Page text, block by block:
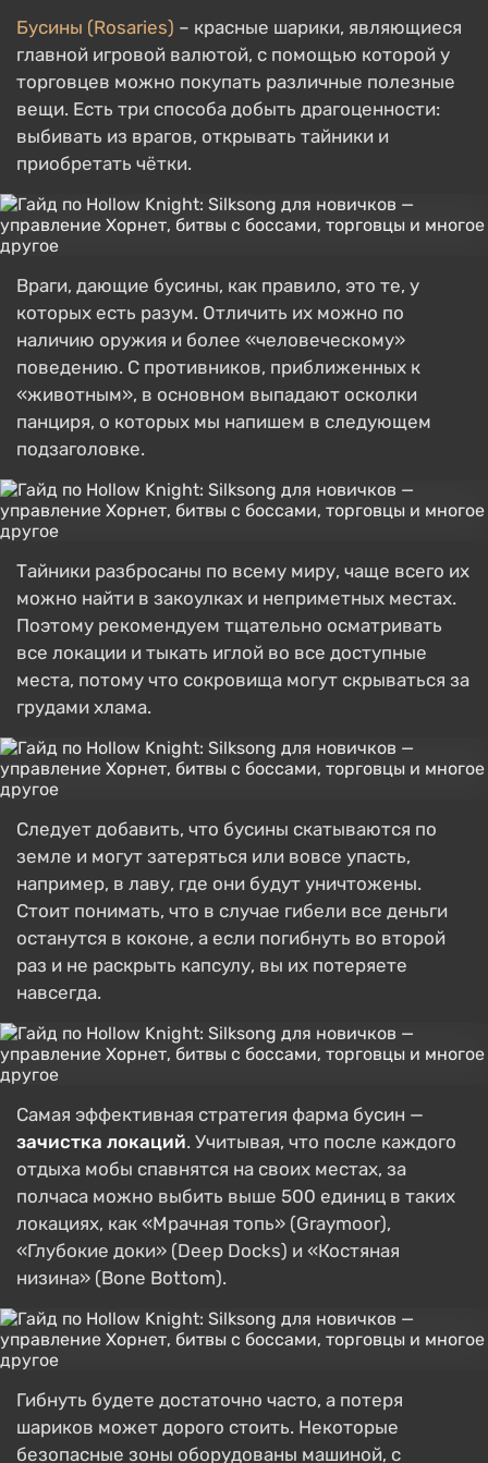
Бусины (Rosaries) – красные шарики, являющиеся
главной игровой валютой, с помощью которой у
торговцев можно покупать различные полезные
вещи. Есть три способа добыть драгоценности:
выбивать из врагов, открывать тайники и
приобретать чётки.
Враги, дающие бусины, как правило, это те, у
которых есть разум. Отличить их можно по
наличию оружия и более «человеческому»
поведению. С противников, приближенных к
«животным», в основном выпадают осколки
панциря, о которых мы напишем в следующем
подзаголовке.
Тайники разбросаны по всему миру, чаще всего их
можно найти в закоулках и неприметных местах.
Поэтому рекомендуем тщательно осматривать
все локации и тыкать иглой во все доступные
места, потому что сокровища могут скрываться за
грудами хлама.
Следует добавить, что бусины скатываются по
земле и могут затеряться или вовсе упасть,
например, в лаву, где они будут уничтожены.
Стоит понимать, что в случае гибели все деньги
останутся в коконе, а если погибнуть во второй
раз и не раскрыть капсулу, вы их потеряете
навсегда.
Самая эффективная стратегия фарма бусин —
зачистка локаций. Учитывая, что после каждого
отдыха мобы спавнятся на своих местах, за
полчаса можно выбить выше 500 единиц в таких
локациях, как «Мрачная топь» (Graymoor),
«Глубокие доки» (Deep Docks) и «Костяная
низина» (Bone Bottom).
Гибнуть будете достаточно часто, а потеря
шариков может дорого стоить. Некоторые
безопасные зоны оборудованы машиной, с